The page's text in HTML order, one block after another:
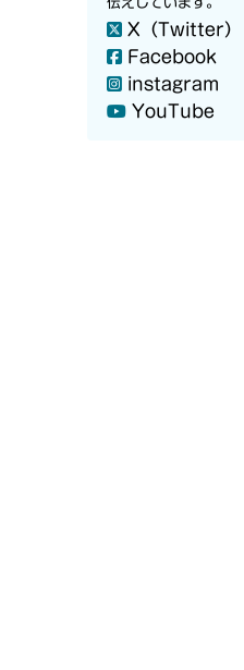
X（Twitter）
Facebook
instagram
YouTube